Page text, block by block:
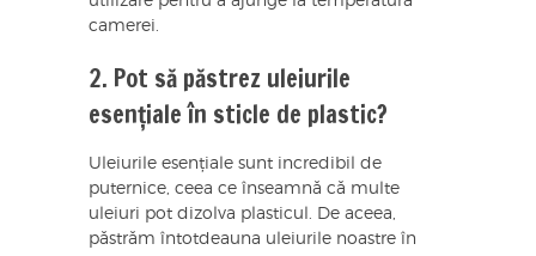
camerei.
2. Pot să păstrez uleiurile
esențiale în sticle de plastic?
Uleiurile esențiale sunt incredibil de
puternice, ceea ce înseamnă că multe
uleiuri pot dizolva plasticul. De aceea,
păstrăm întotdeauna uleiurile noastre în